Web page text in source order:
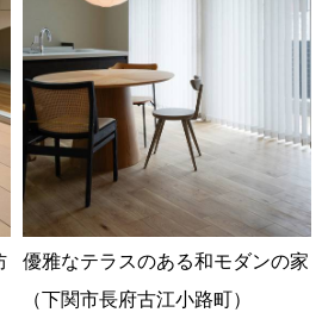
優雅なテラスのある和モダンの家
（下関市長府古江小路町）